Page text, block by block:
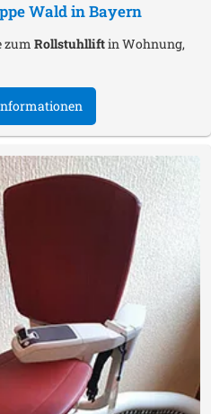
Wald in Bayern
zum Rollstuhlliftin Wohnung,